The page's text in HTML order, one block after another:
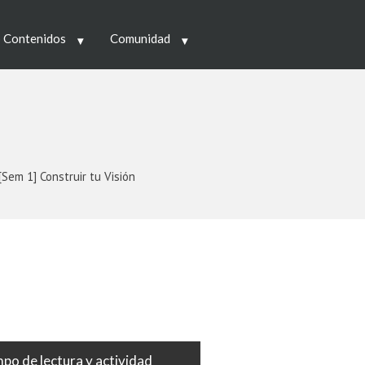
Contenidos Comunidad
1] Construir tu Visión
de lectura y actividad